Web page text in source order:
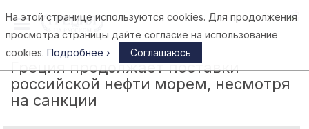
Афины
Греция продолжает поставки
российской нефти морем, несмотря
на санкции
На этой странице используются cookies. Для продолжения
просмотра страницы дайте согласие на использование
cookies. Подробнее › Соглашаюсь